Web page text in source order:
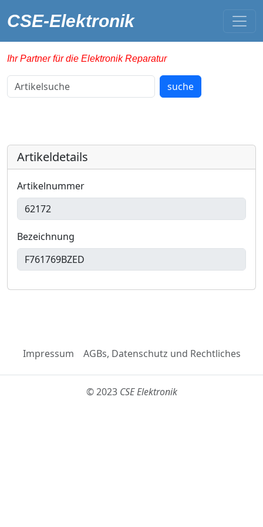
CSE-Elektronik
Ihr Partner für die Elektronik Reparatur
Artikelsuche suche
Artikeldetails
Artikelnummer
Bezeichnung
Impressum AGBs, Datenschutz und Rechtliches
© 2023 CSE Elektronik